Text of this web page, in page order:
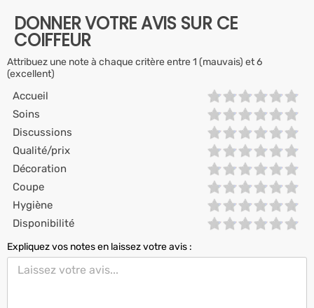
DONNER VOTRE AVIS SUR CE
COIFFEUR
Attribuez une note à chaque critère entre 1 (mauvais) et 6
(excellent)
Accueil
Soins
Discussions
Qualité/prix
Décoration
Coupe
Hygiène
Disponibilité
Expliquez vos notes en laissez votre avis :